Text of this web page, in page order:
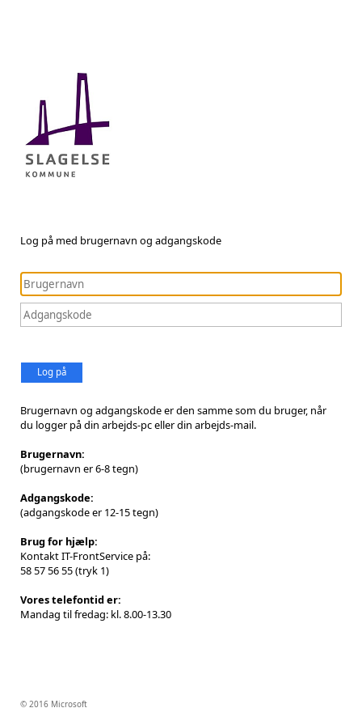
Log på med brugernavn og adgangskode
Log på
Brugernavn og adgangskode er den samme som du bruger, når
du logger på din arbejds-pc eller din arbejds-mail.
Brugernavn:
(brugernavn er 6-8 tegn)
Adgangskode:
(adgangskode er 12-15 tegn)
Brug for hjælp:
Kontakt IT-FrontService på:
58 57 56 55 (tryk 1)
Vores telefontid er:
Mandag til fredag: kl. 8.00-13.30
© 2016 Microsoft